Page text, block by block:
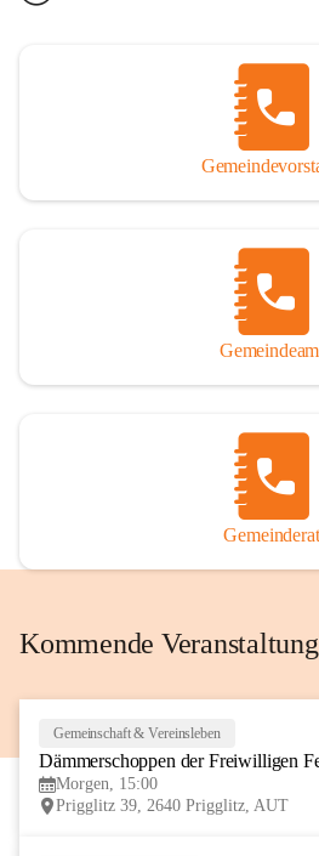
Gemeinderat
Kommende
Gemeinschaft & Vereinsleben
Dämmerschoppen der Freiwilligen
Morgen, 15:00
Prigglitz 39, 2640 Prigglitz, AUT